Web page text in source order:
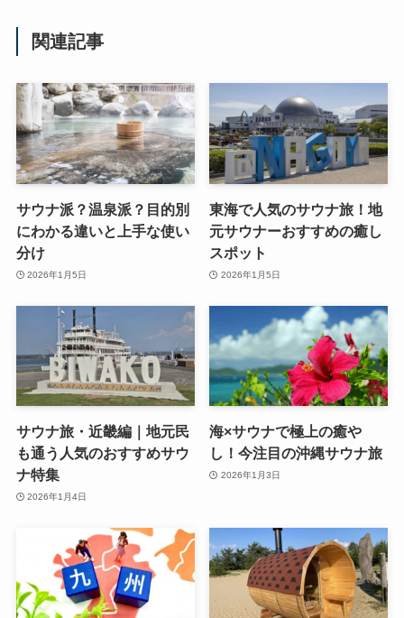
関連記事
サウナ派？温泉派？目的別
にわかる違いと上手な使い
分け
2026年1月5日
東海で人気のサウナ旅！地
元サウナーおすすめの癒し
スポット
2026年1月5日
サウナ旅・近畿編｜地元民
も通う人気のおすすめサウ
ナ特集
2026年1月4日
海×サウナで極上の癒や
し！今注目の沖縄サウナ旅
2026年1月3日